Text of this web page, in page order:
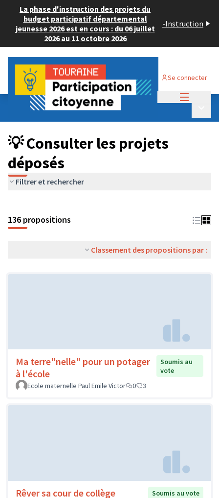
La phase d'instruction des projets du
budget participatif départemental
jeunesse 2026 est en cours : du 06 juillet
2026 au 11 octobre 2026
-Instruction
Se connecter
Budget Participatif JEUNESSE 2024
💡 Consulter les projets déposés
💡 Consulter les projets
déposés
Filtrer et rechercher
136 propositions
Classement des propositions par :
Ma terre"nelle" pour un potager
à l'école
Soumis au
vote
Ecole maternelle Paul Emile Victor
0 3
Rêver sa cour de collège
Soumis au vote